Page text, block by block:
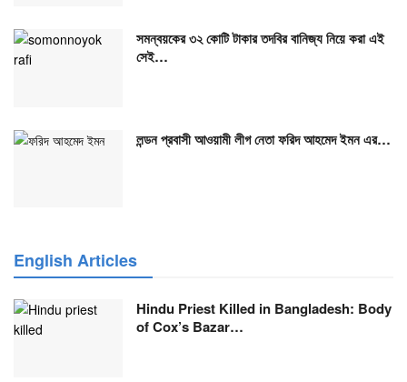
সমন্বয়কের ৩২ কোটি টাকার তদবির বানিজ্য নিয়ে করা এই
সেই…
লন্ডন প্রবাসী আওয়ামী লীগ নেতা ফরিদ আহমেদ ইমন এর…
English Articles
Hindu Priest Killed in Bangladesh: Body
of Cox’s Bazar…